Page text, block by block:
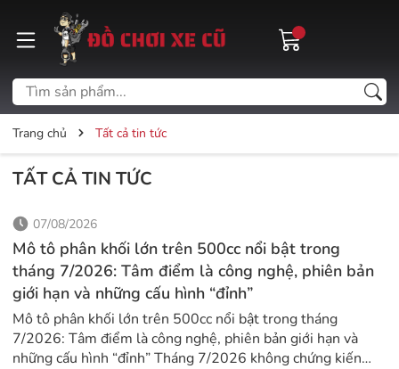
Trang chủ Tất cả tin tức
TẤT CẢ TIN TỨC
07/08/2026
Mô tô phân khối lớn trên 500cc nổi bật trong
tháng 7/2026: Tâm điểm là công nghệ, phiên bản
giới hạn và những cấu hình “đỉnh”
Mô tô phân khối lớn trên 500cc nổi bật trong tháng
7/2026: Tâm điểm là công nghệ, phiên bản giới hạn và
những cấu hình “đỉnh” Tháng 7/2026 không chứng kiến